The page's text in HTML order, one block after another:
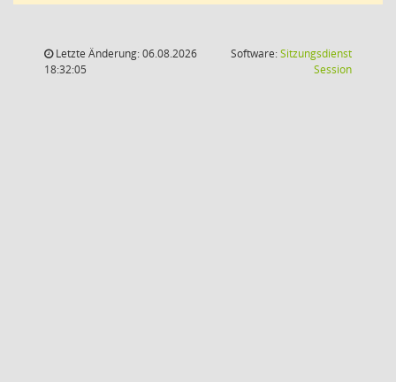
Letzte Änderung: 06.08.2026
18:32:05
Software:Sitzungsdienst
Session(Wird in